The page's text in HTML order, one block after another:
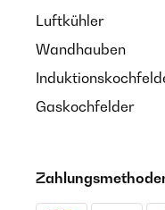
Luftkühler
Wandhauben
Gaskochfelder